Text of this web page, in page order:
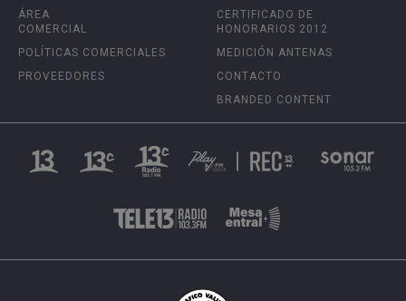
ÁREA
COMERCIAL
POLÍTICAS COMERCIALES
PROVEEDORES
CERTIFICADO DE
HONORARIOS 2012
MEDICIÓN ANTENAS
CONTACTO
BRANDED CONTENT